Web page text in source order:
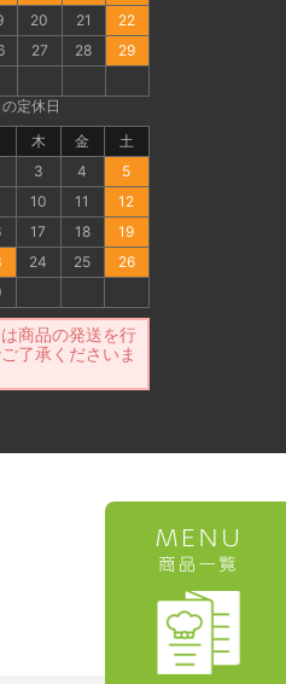
20 21
22
27 28
29
定休日
木 金
土
3 4
5
10 11
12
17 18
19
24 25
26
商品の発送を行
了承くださいま